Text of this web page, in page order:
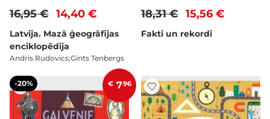
14,40 €
16,95 €
Latvija. Mazā ģeogrāfijas
enciklopēdija
Andris Rudovics;Gints Tenbergs
15,56 €
18,31 €
Fakti un rekordi
-20% € 796